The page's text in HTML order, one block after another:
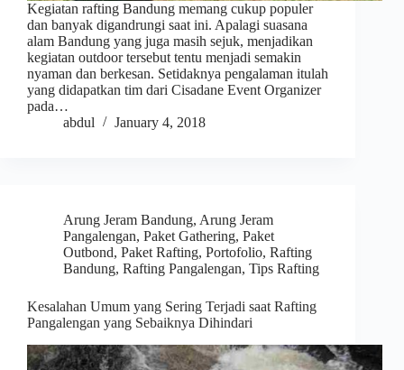
Kegiatan rafting Bandung memang cukup populer
dan banyak digandrungi saat ini. Apalagi suasana
alam Bandung yang juga masih sejuk, menjadikan
kegiatan outdoor tersebut tentu menjadi semakin
nyaman dan berkesan. Setidaknya pengalaman itulah
yang didapatkan tim dari Cisadane Event Organizer
pada…
abdul
January 4, 2018
Arung Jeram Bandung, Arung Jeram
Pangalengan, Paket Gathering, Paket
Outbond, Paket Rafting, Portofolio, Rafting
Bandung, Rafting Pangalengan, Tips Rafting
Kesalahan Umum yang Sering Terjadi saat Rafting
Pangalengan yang Sebaiknya Dihindari